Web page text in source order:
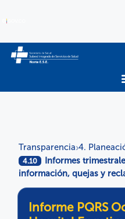
Transparencia›4.
4.10
Informes
información, quejas y
Informe PQRS